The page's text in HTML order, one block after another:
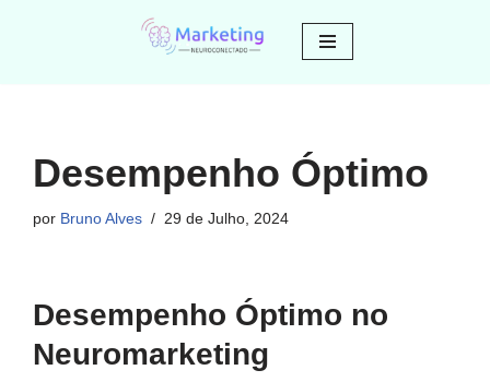
Desempenho Óptimo
por Bruno Alves 29 de Julho, 2024
Desempenho Óptimo no
Neuromarketing